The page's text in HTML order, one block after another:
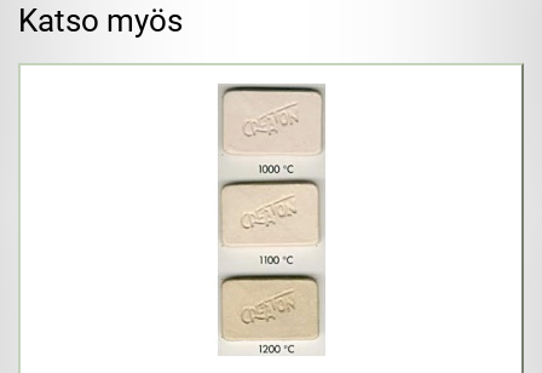
Katso myös